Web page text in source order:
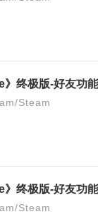
》终极版-好友功
Steam
》终极版-好友功
Steam